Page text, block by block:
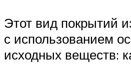
Этот вид покрытий
с использованием
исходных веществ: